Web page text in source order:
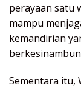
perayaan satu
mampu
kemandirian
Sementara itu,